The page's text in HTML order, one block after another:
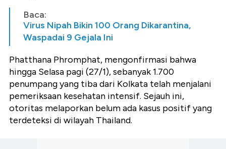
Baca:
Virus Nipah Bikin 100 Orang Dikarantina,
Waspadai 9 Gejala Ini
Phatthana Phromphat, mengonfirmasi bahwa
hingga Selasa pagi (27/1), sebanyak 1.700
penumpang yang tiba dari Kolkata telah menjalani
pemeriksaan kesehatan intensif. Sejauh ini,
otoritas melaporkan belum ada kasus positif yang
terdeteksi di wilayah Thailand.